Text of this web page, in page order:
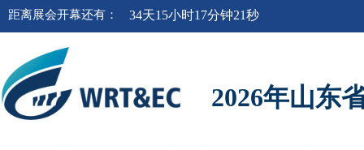
距离展会开幕还有 ： 34天15小时17分钟20秒
2026年山东